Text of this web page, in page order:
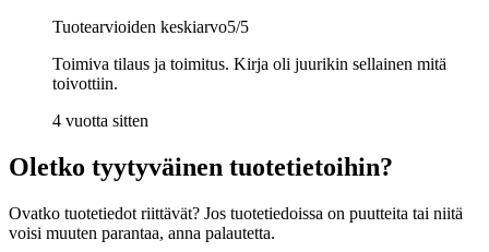
Tuotearvioiden keskiarvo5/5
Toimiva tilaus ja toimitus. Kirja oli juurikin sellainen mitä
toivottiin.
4 vuotta sitten
Oletko tyytyväinen tuotetietoihin?
Ovatko tuotetiedot riittävät? Jos tuotetiedoissa on puutteita tai niitä
voisi muuten parantaa, anna palautetta.